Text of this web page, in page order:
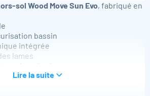
sol Wood Move Sun Evo, fabriqué en
bassin
intégrée
lames
couleur des lames
anti-tâches ou lames polycarbonate
Lire la suite